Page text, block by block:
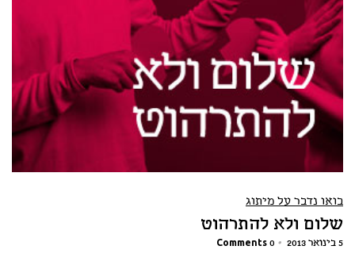
בואו נדבר על מיתוג
שלום ולא להתרהוט
5 בינואר 2013 •
0 Comments